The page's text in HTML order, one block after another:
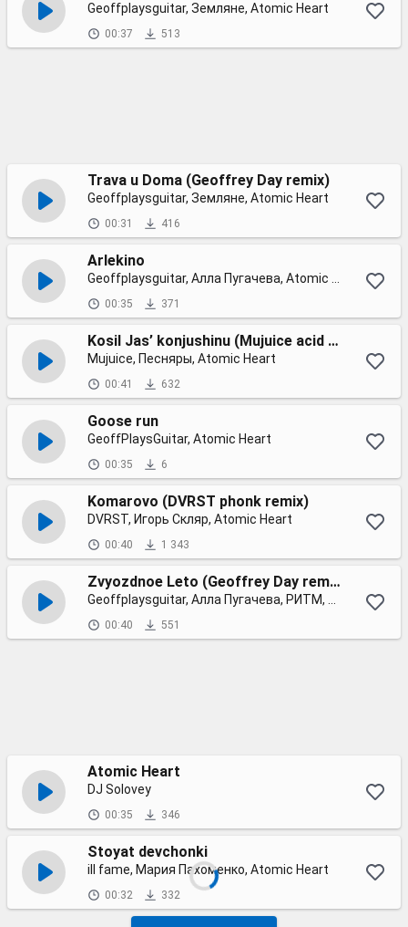
Geoffplaysguitar, Земляне, Atomic Heart
00:37 513
Trava u Doma (Geoffrey Day remix)
Geoffplaysguitar, Земляне, Atomic Heart
00:31 416
Arlekino
00:35 371
Kosil Jas’ konjushinu (Mujuice acid rework)
Mujuice, Песняры, Atomic Heart
00:41 632
Goose run
GeoffPlaysGuitar, Atomic Heart
00:35 6
Komarovo (DVRST phonk remix)
DVRST, Игорь Скляр, Atomic Heart
00:40 1 343
Zvyozdnoe Leto (Geoffrey Day remix)
00:40 551
Atomic Heart
DJ Solovey
00:35 346
Stoyat devchonki
ill fame, Мария Пахоменко, Atomic Heart
00:32 332